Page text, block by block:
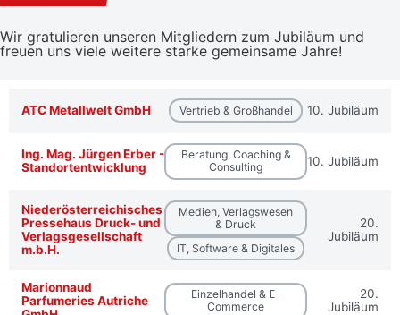
Wir gratulieren unseren Mitgliedern zum Jubiläum und
freuen uns viele weitere starke gemeinsame Jahre!
ATC Metallwelt GmbH Vertrieb & Großhandel 10. Jubiläum
Ing. Mag. Jürgen Erber -
Standortentwicklung
Beratung, Coaching &
Consulting
10. Jubiläum
Niederösterreichisches
Pressehaus Druck- und
Verlagsgesellschaft
m.b.H.
Medien, Verlagswesen
& Druck
IT, Software & Digitales
20.
Jubiläum
Marionnaud
Parfumeries Autriche
Einzelhandel & E-
Commerce
20.
Jubiläum